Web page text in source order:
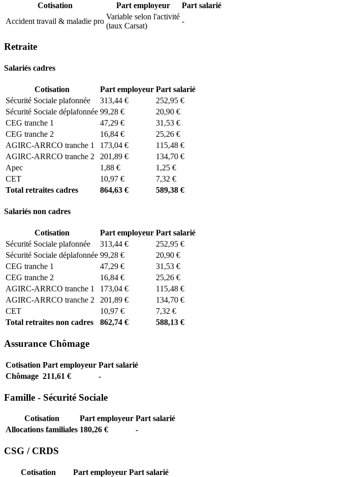
Cotisation Part employeur
Part salarié
Accident travail & maladie pro
Variable selon l'activité
(taux Carsat)
-
Retraite
Salariés cadres
Cotisation Part employeur Part salarié
Sécurité Sociale plafonnée
313,44 €
252,95 €
Sécurité Sociale déplafonnée 99,28 €
20,90 €
CEG tranche 1
47,29 €
31,53 €
CEG tranche 2
16,84 €
25,26 €
AGIRC-ARRCO tranche 1
173,04 €
115,48 €
AGIRC-ARRCO tranche 2
201,89 €
134,70 €
Apec
1,88 €
1,25 €
CET
10,97 €
7,32 €
Total retraites cadres
864,63 € 589,38 €
Salariés non cadres
Cotisation Part employeur Part salarié
Sécurité Sociale plafonnée
313,44 €
252,95 €
Sécurité Sociale déplafonnée 99,28 €
20,90 €
CEG tranche 1
47,29 €
31,53 €
CEG tranche 2
16,84 €
25,26 €
AGIRC-ARRCO tranche 1
173,04 €
115,48 €
AGIRC-ARRCO tranche 2
201,89 €
134,70 €
CET
10,97 €
7,32 €
Total retraites non cadres
862,74 € 588,13 €
Assurance Chômage
Cotisation Part employeur Part salarié
Chômage 211,61 € -
Famille - Sécurité Sociale
Cotisation Part employeur Part salarié
Allocations familiales 180,26 € -
CSG / CRDS
Cotisation Part employeur Part salarié